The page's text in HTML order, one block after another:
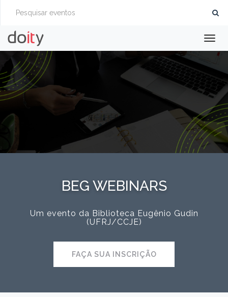
BEG WEBINARS
Um evento da Biblioteca Eugênio Gudin
(UFRJ/CCJE)
FAÇA SUA INSCRIÇÃO